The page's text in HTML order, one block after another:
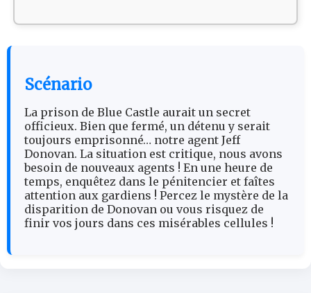
Scénario
La prison de Blue Castle aurait un secret
officieux. Bien que fermé, un détenu y serait
toujours emprisonné… notre agent Jeff
Donovan. La situation est critique, nous avons
besoin de nouveaux agents ! En une heure de
temps, enquêtez dans le pénitencier et faîtes
attention aux gardiens ! Percez le mystère de la
disparition de Donovan ou vous risquez de
finir vos jours dans ces misérables cellules !